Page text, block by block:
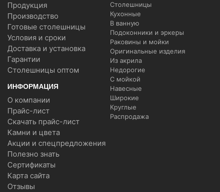
Продукция
Производство
Готовые столешницы
Условия и сроки
Доставка и установка
Гарантии
Столешницы оптом
ИНФОРМАЦИЯ
О компании
Прайс-лист
Скачать прайс-лист
Камни и цвета
Акции и спецпредложения
Полезно знать
Сертификаты
Карта сайта
Отзывы
Столешницы
Кухонные
В ванную
Подоконники и эркеры
Раковины и мойки
Оригинальные изделия
Из акрила
Недорогие
С мойкой
Навесные
Широкие
Круглые
Распродажа